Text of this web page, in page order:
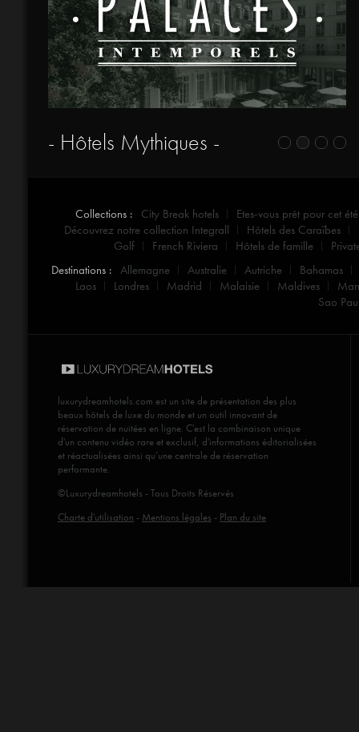
- Hôtels Mythiques -
Collections : City Break hotels
Etes-vous prêt pour cet été
Découvrez notre collection Integrall
Hôtels des Caraïbes
Golf
French Riviera Hôtels de famille
Destinations : Allemagne Australie Autriche
Bahamas
Laos
Londres Madrid Malaisie Maldives
Sao
luxurydreamhotels.com est un site de présentation des plus
beaux hôtels de luxe du monde et un outil innovant de
réservation de nuitées en ligne. C'est la combinaison unique
d'un contenu vidéo rare et exclusif, d'informations éditorialisées
et réactualisées ainsi qu’une centrale de réservation
performante.
©Luxurydreamhotels - Tous Droits Réservés
Charte d'utilisation - Mentions légales - Plan du site